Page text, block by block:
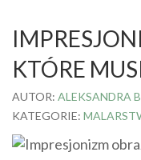
KTÓRE
AUTOR: ALEKSANDRA
KATEGORIE: